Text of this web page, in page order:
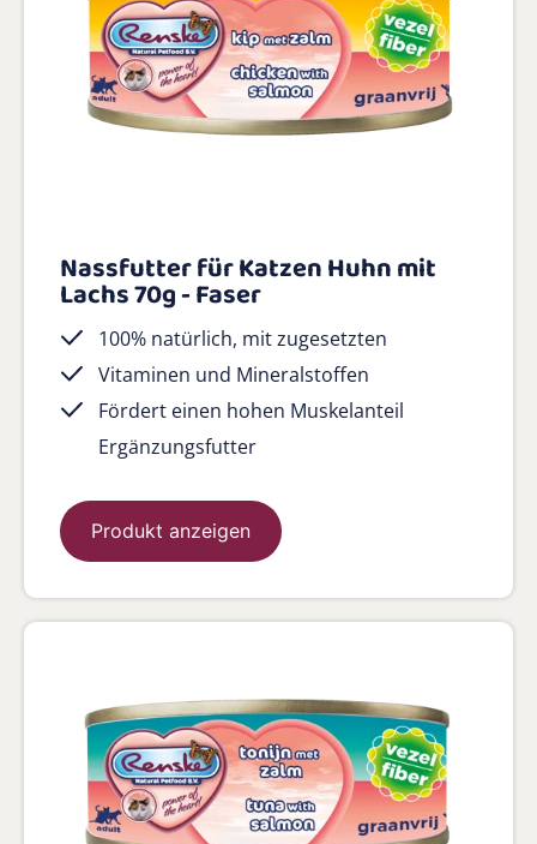
Nassfutter für Katzen Huhn mit
Lachs 70g - Faser
100% natürlich, mit zugesetzten
Vitaminen und Mineralstoffen
Fördert einen hohen Muskelanteil
Ergänzungsfutter
Produkt anzeigen